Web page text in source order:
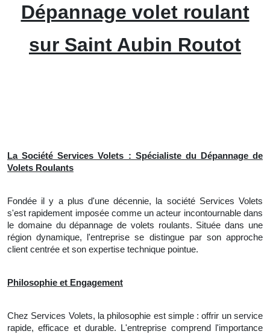
Dépannage volet roulant
sur Saint Aubin Routot
La Société Services Volets : Spécialiste du Dépannage de
Volets Roulants
Fondée il y a plus d'une décennie, la société Services Volets
s'est rapidement imposée comme un acteur incontournable dans
le domaine du dépannage de volets roulants. Située dans une
région dynamique, l'entreprise se distingue par son approche
client centrée et son expertise technique pointue.
Philosophie et Engagement
Chez Services Volets, la philosophie est simple : offrir un service
rapide, efficace et durable. L'entreprise comprend l'importance